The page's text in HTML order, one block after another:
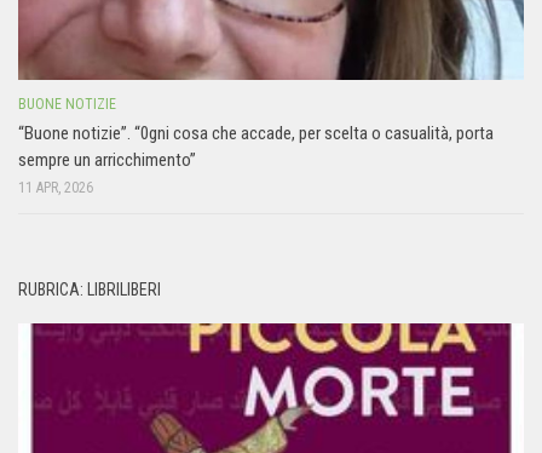
BUONE NOTIZIE
“Buone notizie”. “0gni cosa che accade, per scelta o casualità, porta
sempre un arricchimento”
11 APR, 2026
RUBRICA: LIBRILIBERI